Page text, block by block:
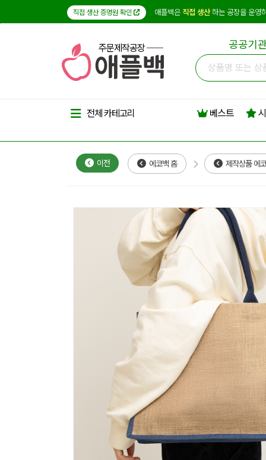
직접 생산 증명원 확인 애플백은 직접 생산하는 공장을 운영
주문제작공장 공공기
전체 카테고리 베스트
이전 에코백 홈 제작상품 에